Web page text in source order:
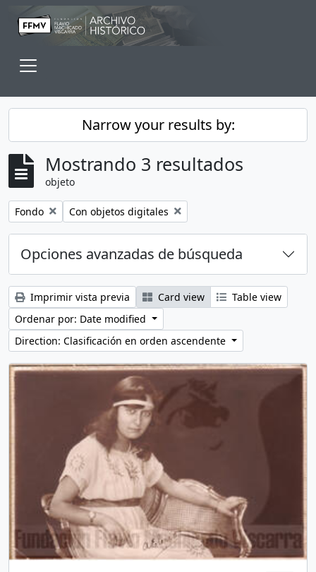
Skip to main content
Narrow your results by:
Mostrando 3 resultados
objeto
Remove filter:
Fondo Remove filter:
Con objetos digitales
Opciones avanzadas de búsqueda
Imprimir vista previa Card view
Table view
Ordenar por: Date modified
Direction: Clasificación en orden ascendente